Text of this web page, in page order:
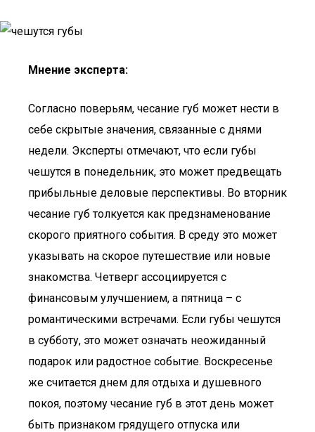
Мнение эксперта:
Согласно поверьям, чесание губ может нести в
себе скрытые значения, связанные с днями
недели. Эксперты отмечают, что если губы
чешутся в понедельник, это может предвещать
прибыльные деловые перспективы. Во вторник
чесание губ толкуется как предзнаменование
скорого приятного события. В среду это может
указывать на скорое путешествие или новые
знакомства. Четверг ассоциируется с
финансовым улучшением, а пятница – с
романтическими встречами. Если губы чешутся
в субботу, это может означать неожиданный
подарок или радостное событие. Воскресенье
же считается днем для отдыха и душевного
покоя, поэтому чесание губ в этот день может
быть признаком грядущего отпуска или